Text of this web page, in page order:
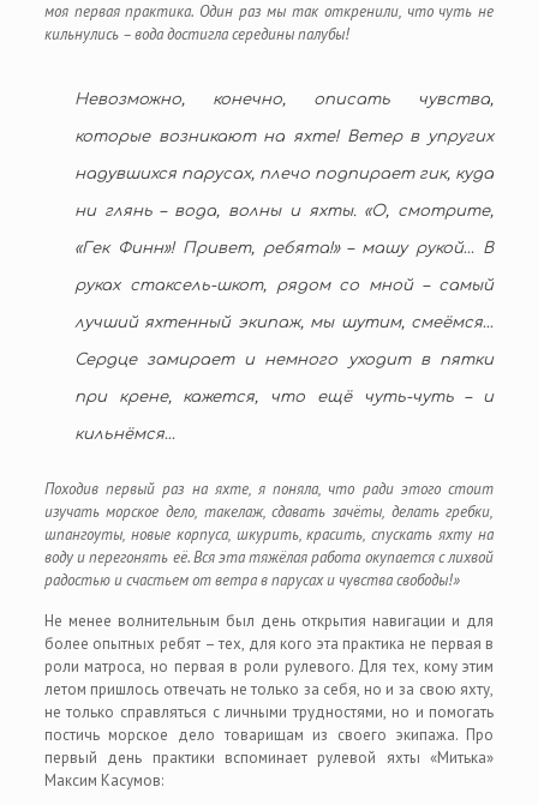
моя первая практика. Один раз мы так откренили, что чуть не
кильнулись – вода достигла середины палубы!
Невозможно, конечно, описать чувства,
которые возникают на яхте! Ветер в упругих
надувшихся парусах, плечо подпирает гик, куда
ни глянь – вода, волны и яхты. «О, смотрите,
«Гек Финн»! Привет, ребята!» – машу рукой… В
руках стаксель-шкот, рядом со мной – самый
лучший яхтенный экипаж, мы шутим, смеёмся…
Сердце замирает и немного уходит в пятки
при крене, кажется, что ещё чуть-чуть – и
кильнёмся…
Походив первый раз на яхте, я поняла, что ради этого стоит
изучать морское дело, такелаж, сдавать зачёты, делать гребки,
шпангоуты, новые корпуса, шкурить, красить, спускать яхту на
воду и перегонять её. Вся эта тяжёлая работа окупается с лихвой
радостью и счастьем от ветра в парусах и чувства свободы!»
Не менее волнительным был день открытия навигации и для
более опытных ребят – тех, для кого эта практика не первая в
роли матроса, но первая в роли рулевого. Для тех, кому этим
летом пришлось отвечать не только за себя, но и за свою яхту,
не только справляться с личными трудностями, но и помогать
постичь морское дело товарищам из своего экипажа. Про
первый день практики вспоминает рулевой яхты «Митька»
Максим Касумов: